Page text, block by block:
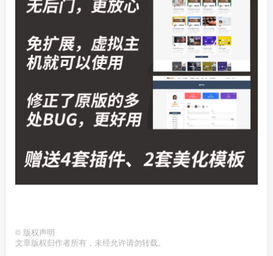
© 版权声明
文章版权归作者所有，未经允许请勿转载。